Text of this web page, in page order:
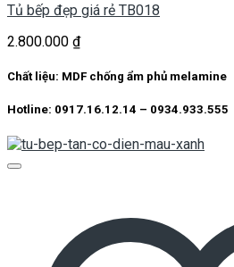
Tủ bếp đẹp giá rẻ TB018
2.800.000 ₫
Chất liệu: MDF chống ẩm phủ melamine
Hotline: 0917.16.12.14 – 0934.933.555